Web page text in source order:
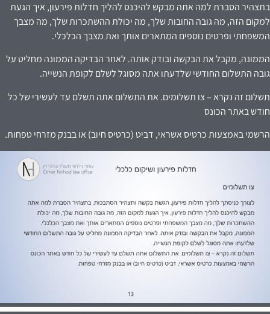
בתצהיר הסברת למה אתה מבקש להיכנס להליך חדלות פירעון, איך הגעת
למקום הזה, מה גובה החובות שלך, מה יכולת ההשתכרות שלך, מה מצבך
המשפחתי ופרטים נוספים המתארים אותך ואת מצבך הכלכלי.
הממונה, מקבל את הבקשה ובודק אותה. לאחר הבדיקה הממונה מחליט על
גובה התשלום החודשי שלדעתו אתה מסוגל לשלם לקופת הנשייה.
תשלום זה נקרא – צו תשלומים. את התשלום אתה תשלם עד לעשירי של כל
חודש באתר הכונס
הרשמי באמצעות כרטיס אשראי, דביט (כרטיס חיוב) או בבנק מזרחי טפחות.